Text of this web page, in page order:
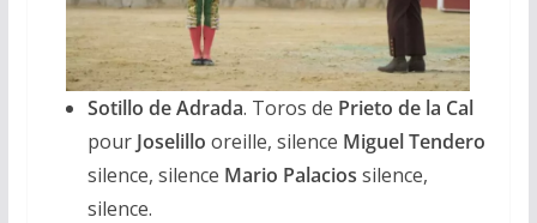
Sotillo de Adrada. Toros de Prieto de la Cal
pour Joselillo oreille, silence Miguel Tendero
silence, silence Mario Palacios silence,
silence.